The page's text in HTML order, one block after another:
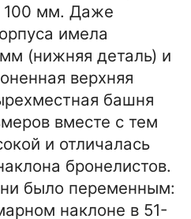
100 мм. Даже
имела
(нижняя деталь) и
верхняя
башня
вместе с тем
и отличалась
бронелистов.
было переменным:
наклоне в 51-